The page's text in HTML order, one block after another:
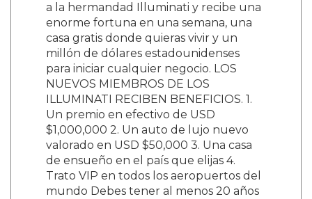
a la hermandad Illuminati y recibe una
enorme fortuna en una semana, una
casa gratis donde quieras vivir y un
millón de dólares estadounidenses
para iniciar cualquier negocio. LOS
NUEVOS MIEMBROS DE LOS
ILLUMINATI RECIBEN BENEFICIOS. 1.
Un premio en efectivo de USD
$1,000,000 2. Un auto de lujo nuevo
valorado en USD $50,000 3. Una casa
de ensueño en el país que elijas 4.
Trato VIP en todos los aeropuertos del
mundo Debes tener al menos 20 años